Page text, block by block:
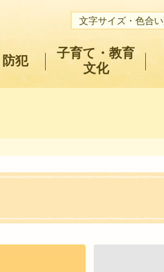
文字サイズ・色合
防犯
子育て・教育
文化